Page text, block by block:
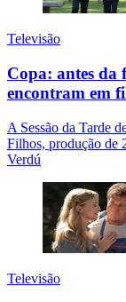
Televisão
Copa: antes da
encontram em
A Sessão da Tarde
Filhos, produção de
Verdú
Televisão